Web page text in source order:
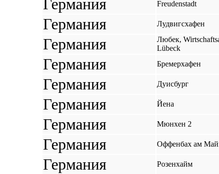
Германия Freudenstadt
Германия Лудвигсхафен
Германия
Любек,
Lübeck
Германия Бремерхафен
Германия Дуисбург
Германия Йена
Германия Мюнхен 2
Германия Оффенбах ам
Германия Розенхайм